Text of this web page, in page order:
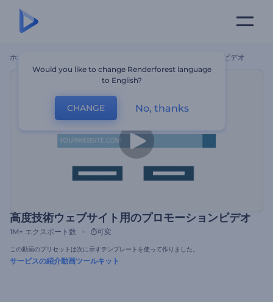
ホーム 高度技術ウェブサイト用のプロモーションビデオ
高度技術ウェブサイト用のプロモーションビデオ
1M+ エクスポート数 可変
この動画のプリセットは次に示すテンプレートを使って作りました。
サービスの紹介動画ツールキット
Would you like to change Renderforest language
to English?
CHANGE No, thanks